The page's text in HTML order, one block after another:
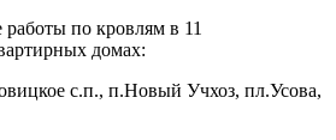
по кровлям в 11
домах:
с.п., п.Новый Учхоз, пл.Усова,